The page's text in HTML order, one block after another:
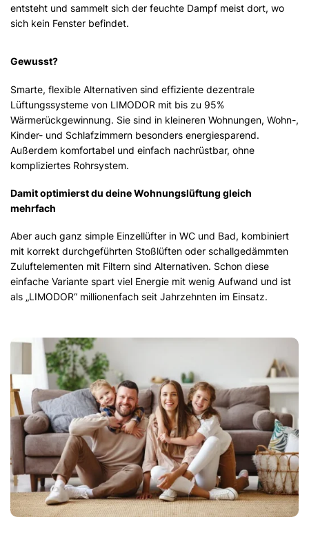
entsteht und sammelt sich der feuchte Dampf meist dort, wo
sich kein Fenster befindet.
Gewusst?
Smarte, flexible Alternativen sind effiziente dezentrale
Lüftungssysteme von LIMODOR mit bis zu 95%
Wärmerückgewinnung. Sie sind in kleineren Wohnungen, Wohn-,
Kinder- und Schlafzimmern besonders energiesparend.
Außerdem komfortabel und einfach nachrüstbar, ohne
kompliziertes Rohrsystem.
Damit optimierst du deine Wohnungslüftung gleich
mehrfach
Aber auch ganz simple Einzellüfter in WC und Bad, kombiniert
mit korrekt durchgeführten Stoßlüften oder schallgedämmten
Zuluftelementen mit Filtern sind Alternativen. Schon diese
einfache Variante spart viel Energie mit wenig Aufwand und ist
als „LIMODOR“ millionenfach seit Jahrzehnten im Einsatz.